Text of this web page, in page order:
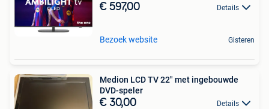
€ 597,00 Details
Bezoek website Gisteren
Medion LCD TV 22" met ingebouwde
DVD-speler
€ 30,00 Details